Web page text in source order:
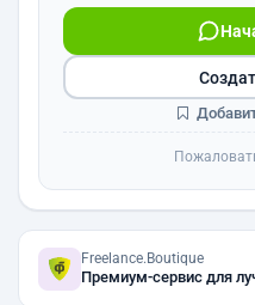
Freelance.Boutique
Премиум-сервис для